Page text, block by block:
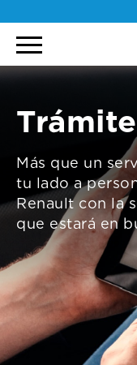
Más que un
tu lado a
Renault con la
que estará en